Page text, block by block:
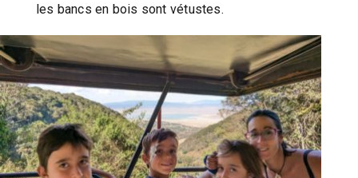
les bancs en bois sont vétustes.